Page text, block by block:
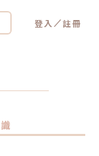
登入 ／註冊